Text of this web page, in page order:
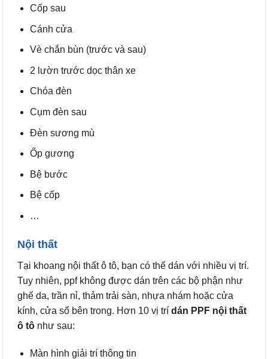
Cốp sau
Cánh cửa
Vè chắn bùn (trước và sau)
2 lườn trước dọc thân xe
Chóa đèn
Cụm đèn sau
Đèn sương mù
Ốp gương
Bệ bước
Bệ cốp
…
Nội thất
Tại khoang nội thất ô tô, bạn có thể dán với nhiều vị trí.
Tuy nhiên, ppf không được dán trên các bộ phận như
ghế da, trần nỉ, thảm trải sàn, nhựa nhám hoặc cửa
kính, cửa sổ bên trong. Hơn 10 vị trí dán PPF nội thất
ô tô như sau:
Màn hình giải trí thông tin